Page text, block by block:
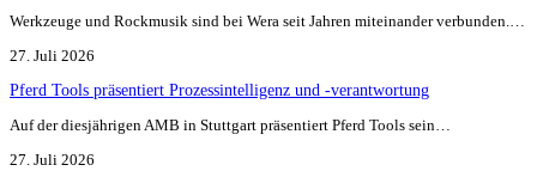
Werkzeuge und Rockmusik sind bei Wera seit Jahren miteinander verbunden.…
27. Juli 2026
Pferd Tools präsentiert Prozessintelligenz und -verantwortung
Auf der diesjährigen AMB in Stuttgart präsentiert Pferd Tools sein…
27. Juli 2026